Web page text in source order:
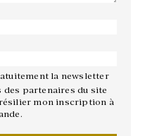
la newsletter
partenaires du site
résilier mon inscription à